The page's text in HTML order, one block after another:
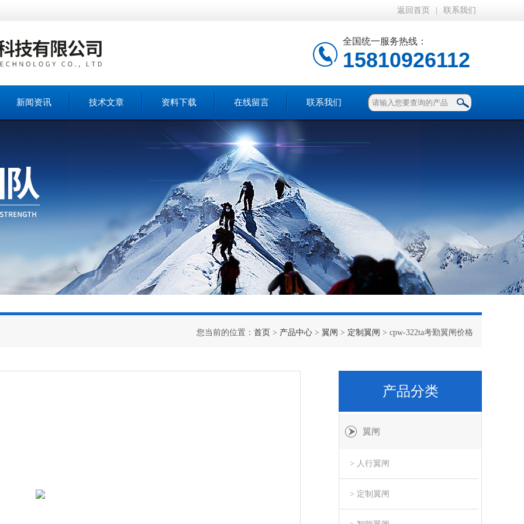
返回首页 联系我们
全国统一服务热线：
15810926112
新闻资讯 技术文章 资料下载 在线留言 联系我们
您当前的位置： 首页 > 产品中心 > 翼闸 > 定制翼闸 > cpw-322ta考勤翼闸价格
产品分类
翼闸
> 人行翼闸
> 定制翼闸